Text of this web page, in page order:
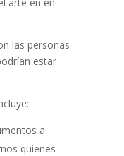
las personas
estar
a
quienes